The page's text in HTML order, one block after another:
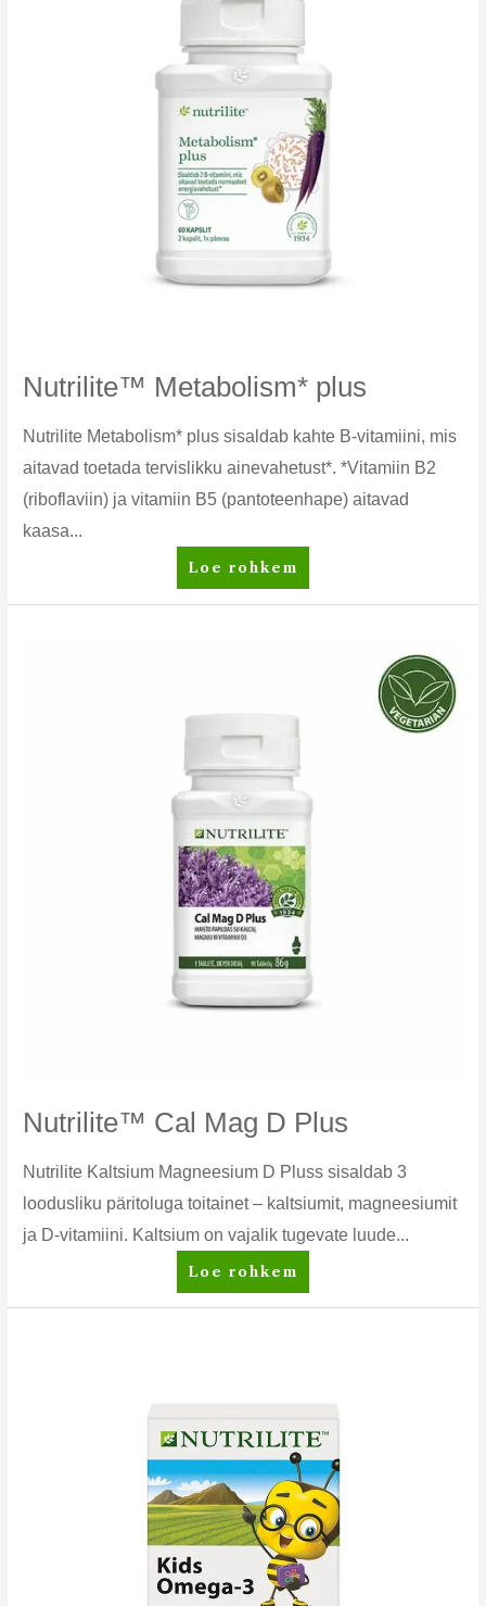
Nutrilite™ Metabolism* plus
Nutrilite Metabolism* plus sisaldab kahte B-vitamiini, mis
aitavad toetada tervislikku ainevahetust*. *Vitamiin B2
(riboflaviin) ja vitamiin B5 (pantoteenhape) aitavad
kaasa...
Nutrilite™
Metabolism*
Loe rohkem
Nutrilite™ Cal Mag D Plus
Nutrilite Kaltsium Magneesium D Pluss sisaldab 3
loodusliku päritoluga toitainet – kaltsiumit, magneesiumit
ja D-vitamiini. Kaltsium on vajalik tugevate luude...
Nutrilite™
Cal
Loe rohkem